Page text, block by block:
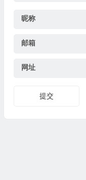
昵称
邮箱
网址
提交